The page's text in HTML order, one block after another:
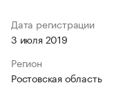
Дата регистрации
3 июля 2019
Регион
Ростовская область